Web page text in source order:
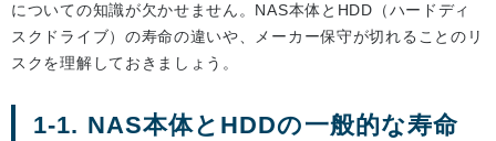
についての知識が欠かせません。NAS本体とHDD（ハードディ
スクドライブ）の寿命の違いや、メーカー保守が切れることのリ
スクを理解しておきましょう。
1-1. NAS本体とHDDの一般的な寿命